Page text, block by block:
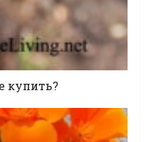
купить?